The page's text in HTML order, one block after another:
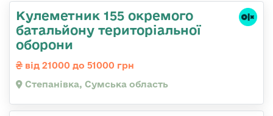
Кулеметник 155 окремого
батальйону територіальної
оборони
від 21000 до 51000 грн
Степанівка, Сумська область